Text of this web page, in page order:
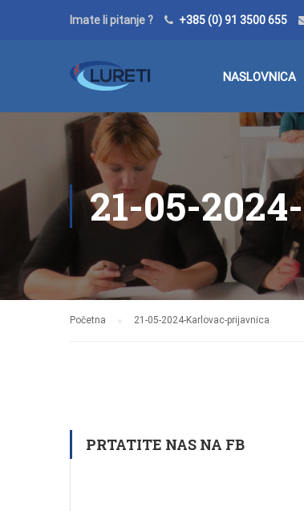
Imate li pitanje ? +385 (0) 91 3500 655
NASLOVNICA
21-05-
Početna 21-05-2024-Karlovac-prijavnica
PRTATITE NAS NA FB